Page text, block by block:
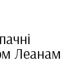
Леанам